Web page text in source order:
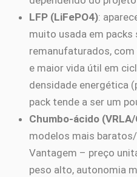
LFP (LiFePO4):
muito usada em packs
remanufaturados,
e maior vida útil em
densidade energética
pack tende a ser um
Chumbo-ácido (VRLA/
modelos mais
Vantagem – preço
peso alto, autonomia